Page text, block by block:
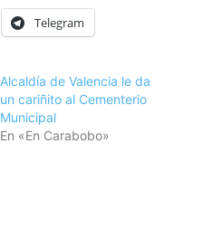
Telegram
Alcaldía de Valencia le da
un cariñito al Cementerio
Municipal
En «En Carabobo»